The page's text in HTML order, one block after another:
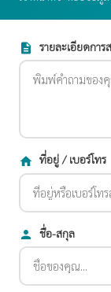
description รายละเอียดกา
home ที่อยู่ / เบอร์โทร
person ชื่อ-สกุล